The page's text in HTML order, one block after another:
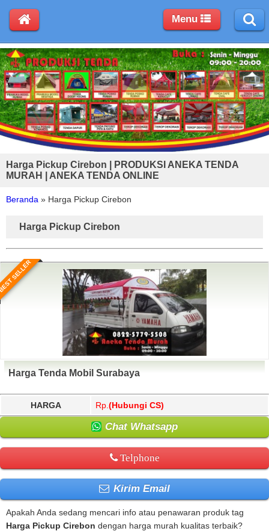
Harga Pickup Cirebon | PRODUKSI ANEKA TENDA
MURAH | ANEKA TENDA ONLINE
Beranda » Harga Pickup Cirebon
Harga Pickup Cirebon
SELLER
Harga Tenda Mobil Surabaya
HARGA Rp. (Hubungi CS)
Chat Whatsapp
Telphone
Kirim Email
Apakah Anda sedang mencari info atau penawaran produk tag
Harga Pickup Cirebon dengan harga murah kualitas terbaik?
Menu